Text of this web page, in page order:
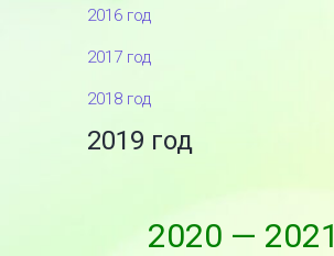
2016 год
2017 год
2018 год
2019 год
2020 — 2021